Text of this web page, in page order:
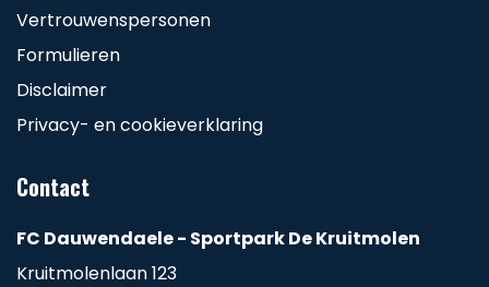
Vertrouwenspersonen
Formulieren
Disclaimer
Privacy- en cookieverklaring
Contact
FC Dauwendaele - Sportpark De Kruitmolen
Kruitmolenlaan 123